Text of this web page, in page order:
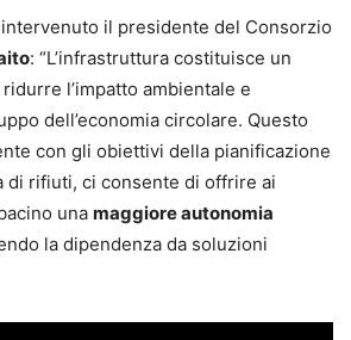
intervenuto il presidente del Consorzio
: “L’infrastruttura costituisce un
l’impatto ambientale e
dell’economia circolare. Questo
con gli obiettivi della pianificazione
di rifiuti, ci consente di offrire ai
una maggiore autonomia
la dipendenza da soluzioni